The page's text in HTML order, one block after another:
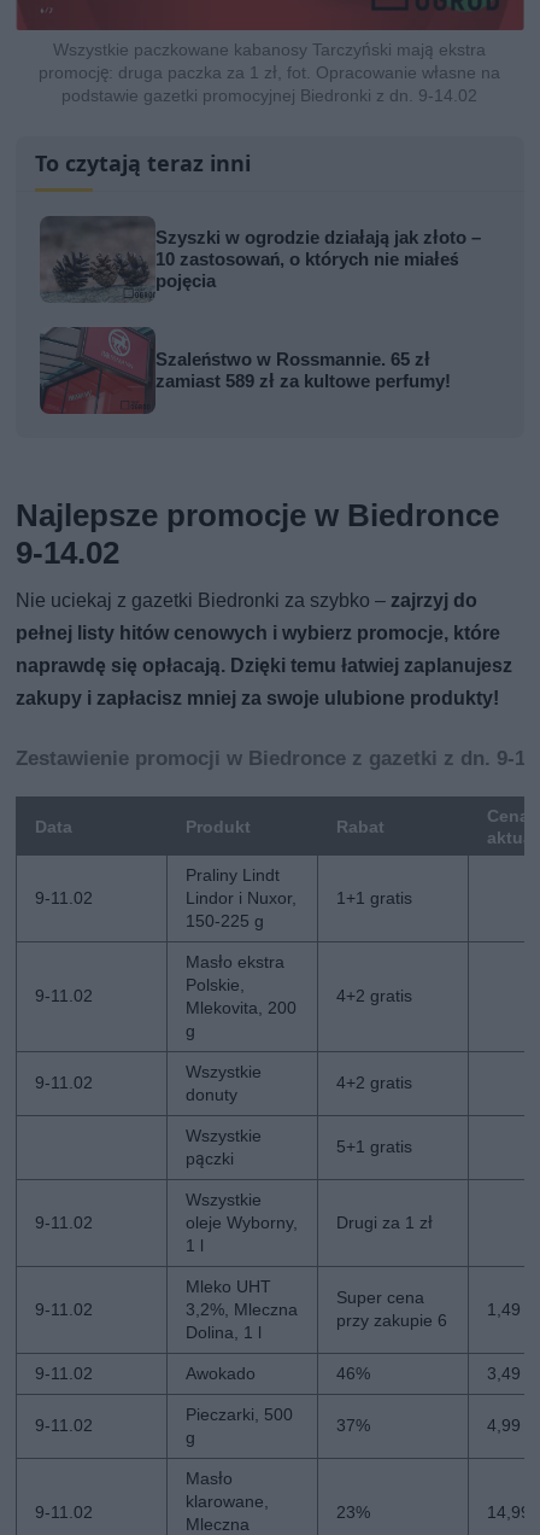
Wszystkie paczkowane kabanosy Tarczyński mają ekstra
promocję: druga paczka za 1 zł, fot. Opracowanie własne na
podstawie gazetki promocyjnej Biedronki z dn. 9-14.02
To czytają teraz inni
Szyszki w ogrodzie działają jak złoto –
10 zastosowań, o których nie miałeś
pojęcia
Szaleństwo w Rossmannie. 65 zł
zamiast 589 zł za kultowe perfumy!
Najlepsze promocje w Biedronce
9-14.02
Nie uciekaj z gazetki Biedronki za szybko – zajrzyj do
pełnej listy hitów cenowych i wybierz promocje, które
naprawdę się opłacają. Dzięki temu łatwiej zaplanujesz
zakupy i zapłacisz mniej za swoje ulubione produkty!
Zestawienie promocji w Biedronce z gazetki z dn. 9-
Data Produkt Rabat
Cena
9-11.02
Praliny Lindt
Lindor i Nuxor,
150-225 g
1+1 gratis
9-11.02
Masło ekstra
Polskie,
Mlekovita, 200
g
4+2 gratis
9-11.02
Wszystkie
donuty
4+2 gratis
Wszystkie
pączki
5+1 gratis
9-11.02
Wszystkie
oleje Wyborny,
1 l
Drugi za 1 zł
9-11.02
Mleko UHT
3,2%, Mleczna
Dolina, 1 l
Super cena
przy zakupie 6
1,49
9-11.02 Awokado 46% 3,49
9-11.02
Pieczarki, 500
g
37% 4,99
9-11.02
Masło
klarowane,
Mleczna
23% 14,99